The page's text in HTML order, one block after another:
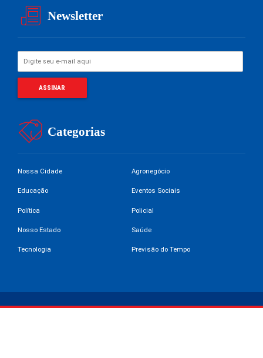
Newsletter
Categorias
Nossa Cidade Agronegócio
Educação Eventos Sociais
Política Policial
Nosso Estado Saúde
Tecnologia Previsão do Tempo